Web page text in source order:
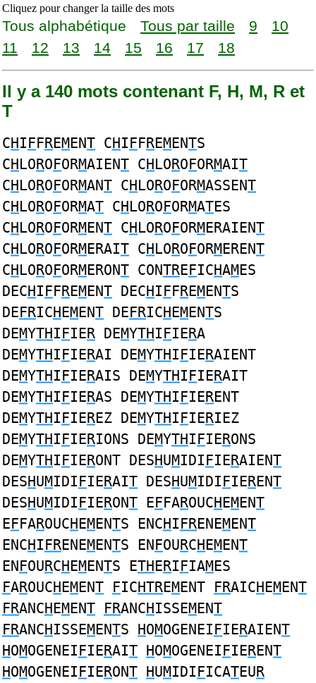
Cliquez pour changer la taille des mots
Tous alphabétique Tous par taille 9
10
11
12 13 14 15 16 17 18
Il y a 140 mots contenant F, H, M, R et
T
CHIFFREMENT CHIFFREMENTS
CHLOROFORMAIENT CHLOROFORMAIT
CHLOROFORMANT CHLOROFORMASSENT
CHLOROFORMAT CHLOROFORMATES
CHLOROFORMENT CHLOROFORMERAIENT
CHLOROFORMERAIT CHLOROFORMERENT
CHLOROFORMERONT CONTREFICHAMES
DECHIFFREMENT DECHIFFREMENTS
DEFRICHEMENT DEFRICHEMENTS
DEMYTHIFIER DEMYTHIFIERA
DEMYTHIFIERAI DEMYTHIFIERAIENT
DEMYTHIFIERAIS DEMYTHIFIERAIT
DEMYTHIFIERAS DEMYTHIFIERENT
DEMYTHIFIEREZ DEMYTHIFIERIEZ
DEMYTHIFIERIONS DEMYTHIFIERONS
DEMYTHIFIERONT DESHUMIDIFIERAIENT
DESHUMIDIFIERAIT DESHUMIDIFIERENT
DESHUMIDIFIERONT EFFAROUCHEMENT
EFFAROUCHEMENTS ENCHIFRENEMENT
ENCHIFRENEMENTS ENFOURCHEMENT
ENFOURCHEMENTS ETHERIFIAMES
FAROUCHEMENT FICHTREMENT FRAICHEMENT
FRANCHEMENT FRANCHISSEMENT
FRANCHISSEMENTS HOMOGENEIFIERAIENT
HOMOGENEIFIERAIT HOMOGENEIFIERENT
HOMOGENEIFIERONT HUMIDIFICATEUR